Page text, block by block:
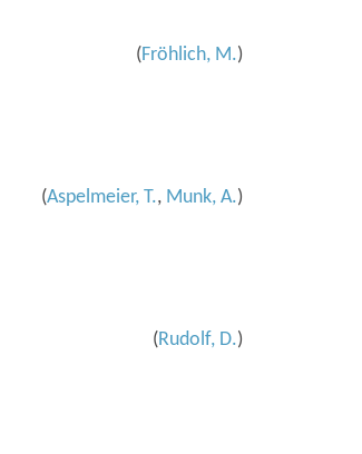
(Fröhlich, M.)
(Aspelmeier, T., Munk, A.)
(Rudolf, D.)